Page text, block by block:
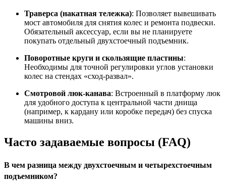
Траверса (накатная тележка): Позволяет вывешивать
мост автомобиля для снятия колес и ремонта подвески.
Обязательный аксессуар, если вы не планируете
покупать отдельный двухстоечный подъемник.
Поворотные круги и скользящие пластины:
Необходимы для точной регулировки углов установки
колес на стендах «сход-развал».
Смотровой люк-канава: Встроенный в платформу люк
для удобного доступа к центральной части днища
(например, к кардану или коробке передач) без спуска
машины вниз.
Часто задаваемые вопросы (FAQ)
В чем разница между двухстоечным и четырехстоечным
подъемником?